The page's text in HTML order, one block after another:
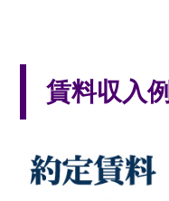
賃料収入例